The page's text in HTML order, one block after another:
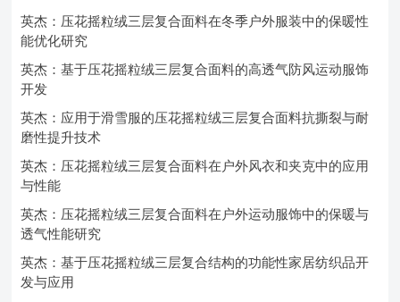
英杰：压花摇粒绒三层复合面料在冬季户外服装中的保暖性
能优化研究
英杰：基于压花摇粒绒三层复合面料的高透气防风运动服饰
开发
英杰：应用于滑雪服的压花摇粒绒三层复合面料抗撕裂与耐
磨性提升技术
英杰：压花摇粒绒三层复合面料在户外风衣和夹克中的应用
与性能
英杰：压花摇粒绒三层复合面料在户外运动服饰中的保暖与
透气性能研究
英杰：基于压花摇粒绒三层复合结构的功能性家居纺织品开
发与应用